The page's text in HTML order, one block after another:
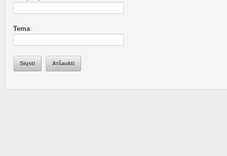
Tema
Siųsti Atšaukti